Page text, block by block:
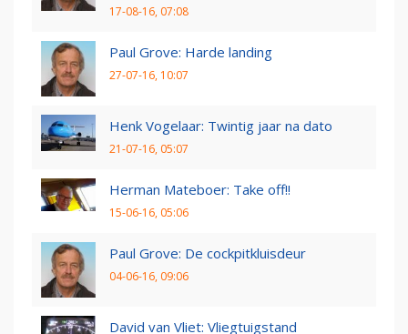
17-08-16, 07:08
Paul Grove: Harde landing
27-07-16, 10:07
Henk Vogelaar: Twintig jaar na dato
21-07-16, 05:07
Herman Mateboer: Take off!!
15-06-16, 05:06
Paul Grove: De cockpitkluisdeur
04-06-16, 09:06
David van Vliet: Vliegtuigstand